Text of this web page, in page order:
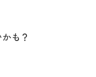
も？